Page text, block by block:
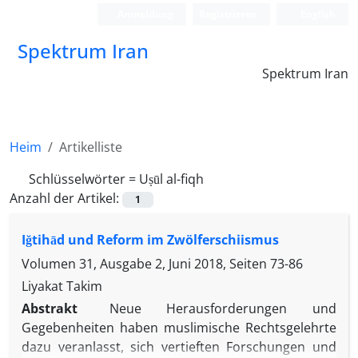
Spektrum Iran
Spektrum Iran
Heim
Artikelliste
Schlüsselwörter = Uṣūl al-fiqh
Anzahl der Artikel:
1
Iğtihād und Reform im Zwölferschiismus
Volumen 31, Ausgabe 2, Juni 2018, Seiten 73-86
Liyakat Takim
Abstrakt
Neue Herausforderungen und
Gegebenheiten haben muslimische Rechtsgelehrte
dazu veranlasst, sich vertieften Forschungen und